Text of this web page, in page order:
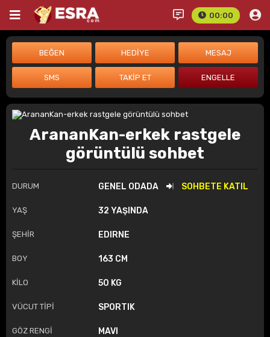
00:00
ArananKan-erkek rastgele
görüntülü sohbet
DURUM GENEL ODADA SOHBETE KATIL
YAŞ 32 YAŞINDA
ŞEHİR EDIRNE
BOY 163 CM
KİLO 50 KG
VÜCUT TİPİ SPORTIK
GÖZ RENGİ MAVI